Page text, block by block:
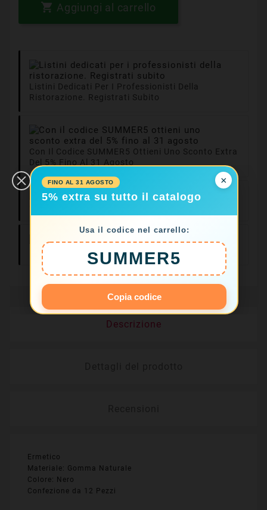
 Aggiungi al carrello
Listini Dedicati Per I Professionisti Della
Ristorazione. Registrati Subito
Con Il Codice SUMMER5 Ottieni Uno Sconto Extra
Del 5% Fino Al 31 Agosto
Consegne In 24/48
14 Giorni
Descrizione
Ermetico
Materiale: Gomma Naturale
Colore: Nero
Confezione da 12 Pezzi
×
FINO AL 31 AGOSTO
5% extra su tutto il catalogo
Usa il codice nel carrello:
SUMMER5
Copia codice